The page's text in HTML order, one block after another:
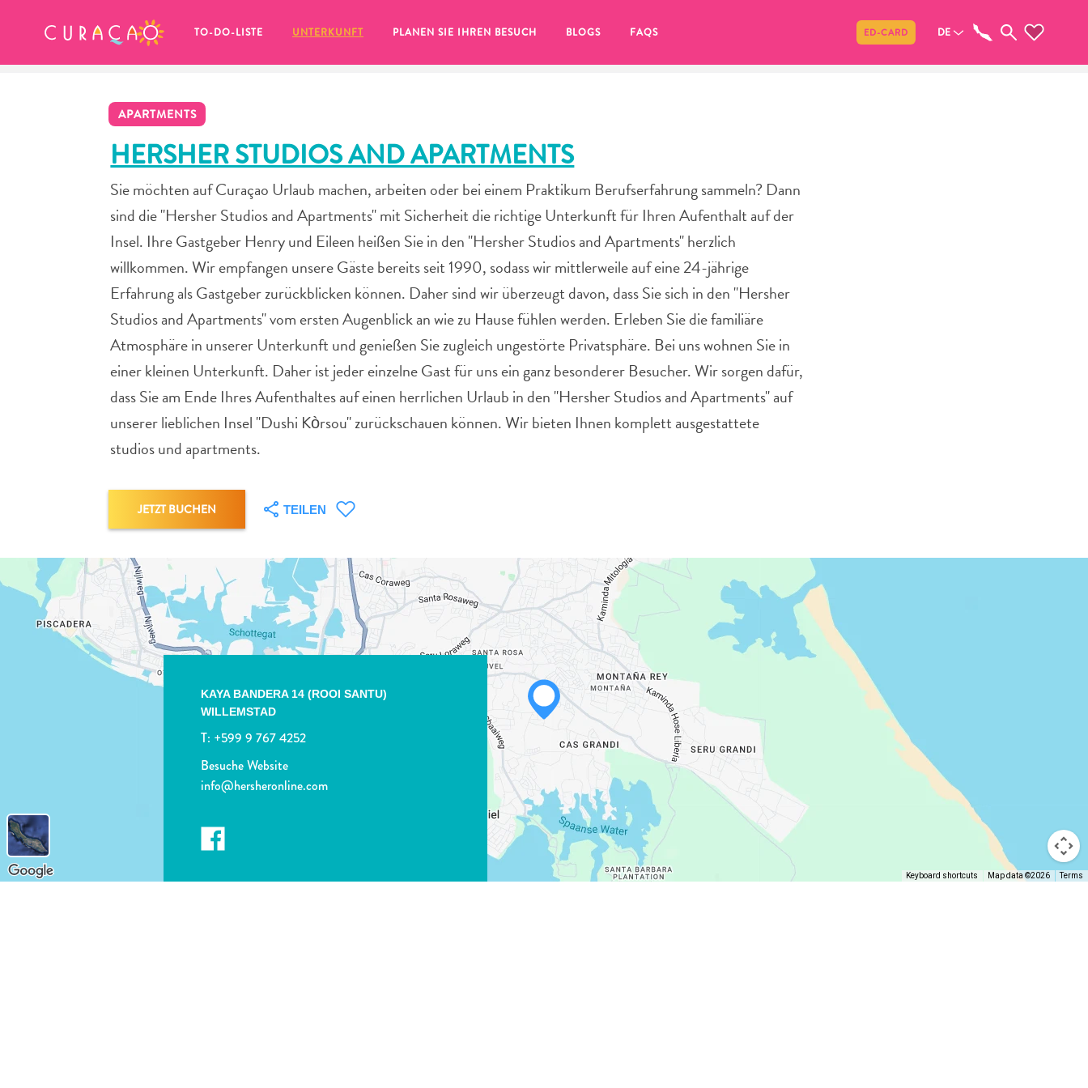
TO-DO-LISTE UNTERKUNFT PLANEN SIE IHREN BESUCH BLOGS FAQS ED-CARD DE
APARTMENTS
HERSHER STUDIOS AND APARTMENTS
Sie möchten auf Curaçao Urlaub machen, arbeiten oder bei einem Praktikum Berufserfahrung sammeln? Dann
sind die "Hersher Studios and Apartments" mit Sicherheit die richtige Unterkunft für Ihren Aufenthalt auf der
Insel. Ihre Gastgeber Henry und Eileen heißen Sie in den "Hersher Studios and Apartments" herzlich
willkommen. Wir empfangen unsere Gäste bereits seit 1990, sodass wir mittlerweile auf eine 24-jährige
Erfahrung als Gastgeber zurückblicken können. Daher sind wir überzeugt davon, dass Sie sich in den "Hersher
Studios and Apartments" vom ersten Augenblick an wie zu Hause fühlen werden. Erleben Sie die familiäre
Atmosphäre in unserer Unterkunft und genießen Sie zugleich ungestörte Privatsphäre. Bei uns wohnen Sie in
einer kleinen Unterkunft. Daher ist jeder einzelne Gast für uns ein ganz besonderer Besucher. Wir sorgen dafür,
dass Sie am Ende Ihres Aufenthaltes auf einen herrlichen Urlaub in den "Hersher Studios and Apartments" auf
unserer lieblichen Insel "Dushi Kòrsou" zurückschauen können. Wir bieten Ihnen komplett ausgestattete
studios und apartments.
JETZT BUCHEN TEILEN
KAYA BANDERA 14 (ROOI SANTU)
WILLEMSTAD
T: +599 9 767 4252
Besuche Website
info@hersheronline.com
Keyboard shortcuts Map data ©2026 Terms
MEINE FAVORITEN Teilen
keine Lieblingsorte in Curaçao
gespeichert haben.
Wenn Sie etwas für später speichern möchten, klicken Sie auf das